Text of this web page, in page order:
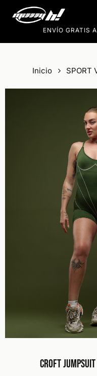
ENVÍO GRATIS
Cart
Inicio SPORT
Croft Jumpsuit